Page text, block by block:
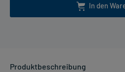
In den
Produktbeschreibung